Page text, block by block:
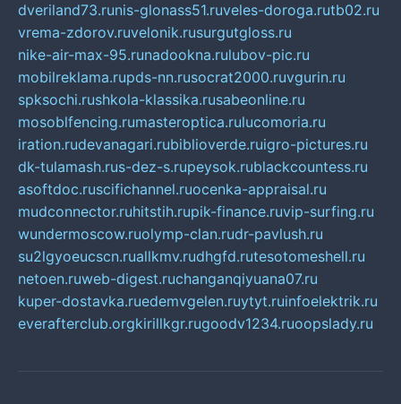
dveriland73.runis-glonass51.ruveles-doroga.rutb02.ru
vrema-zdorov.ruvelonik.rusurgutgloss.ru
nike-air-max-95.runadookna.rulubov-pic.ru
mobilreklama.rupds-nn.rusocrat2000.ruvgurin.ru
spksochi.rushkola-klassika.rusabeonline.ru
mosoblfencing.rumasteroptica.rulucomoria.ru
iration.rudevanagari.rubiblioverde.ruigro-pictures.ru
dk-tulamash.rus-dez-s.rupeysok.rublackcountess.ru
asoftdoc.ruscifichannel.ruocenka-appraisal.ru
mudconnector.ruhitstih.rupik-finance.ruvip-surfing.ru
wundermoscow.ruolymp-clan.rudr-pavlush.ru
su2lgyoeucscn.ruallkmv.rudhgfd.rutesotomeshell.ru
netoen.ruweb-digest.ruchanganqiyuana07.ru
kuper-dostavka.ruedemvgelen.ruytyt.ruinfoelektrik.ru
everafterclub.orgkirillkgr.rugoodv1234.ruoopslady.ru